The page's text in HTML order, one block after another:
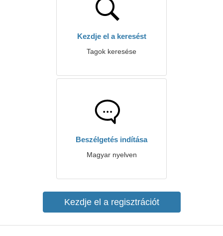
Kezdje el a keresést
Tagok keresése
Beszélgetés indítása
Magyar nyelven
Kezdje el a regisztrációt